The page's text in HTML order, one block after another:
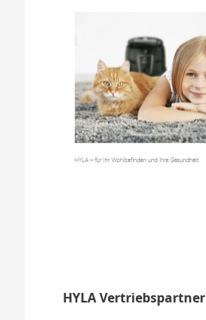
HYLA Vertriebspartner